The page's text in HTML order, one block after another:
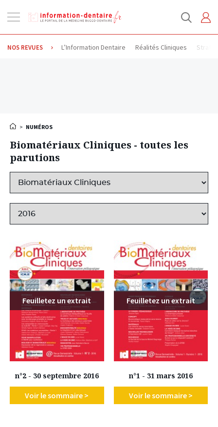
la
NOS REVUES L’Information Dentaire Réalités Cliniques
> NUMÉROS
Biomatériaux Cliniques - toutes les
parutions
Feuilletez un extrait
n°2 - 30 septembre 2016
Voir le sommaire >
Feuilletez un extrait
n°1 - 31 mars 2016
Voir le sommaire >